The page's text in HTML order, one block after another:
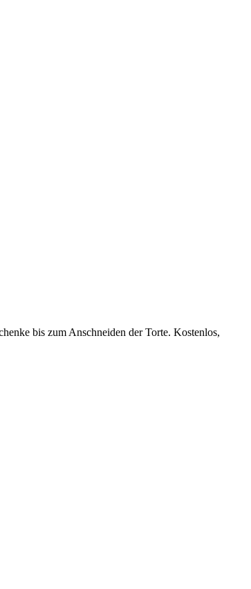
bis zum Anschneiden der Torte. Kostenlos,